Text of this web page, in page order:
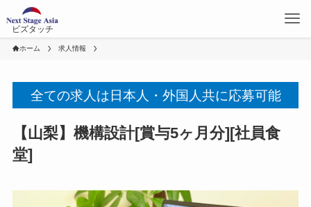
ビズタッチ
ホーム 求人情報
全ての求人は日本人・外国人共に応募可能
【山梨】機構設計[賞与5ヶ月分][社員食
堂]